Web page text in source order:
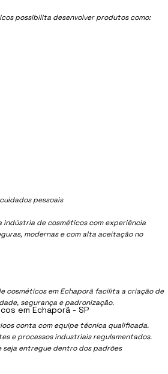
possibilita desenvolver produtos como:
pessoais
indústria de cosméticos com experiência
modernas e com alta aceitação no
cosméticos em Echaporã facilita a criação de
segurança e padronização.
conta com equipe técnica qualificada.
e processos industriais regulamentados.
seja entregue dentro dos padrões
em Echaporã - SP